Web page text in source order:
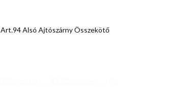
Art.94 Alsó Ajtószárny Összekötő
Előnézet